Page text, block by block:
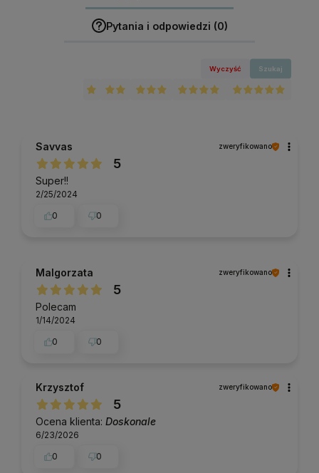
Pytania i odpowiedzi (0)
Wyczyść Szukaj
Savvas zweryfikowano
5
Super!!
2/25/2024
0
0
Malgorzata zweryfikowano
5
Polecam
1/14/2024
0
0
Krzysztof zweryfikowano
5
Ocena klienta: Doskonale
6/23/2026
0
0